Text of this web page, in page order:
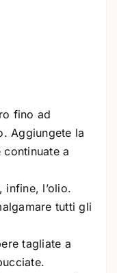
fino ad
Aggiungete la
a
infine, l’olio.
tutti gli
tagliate a